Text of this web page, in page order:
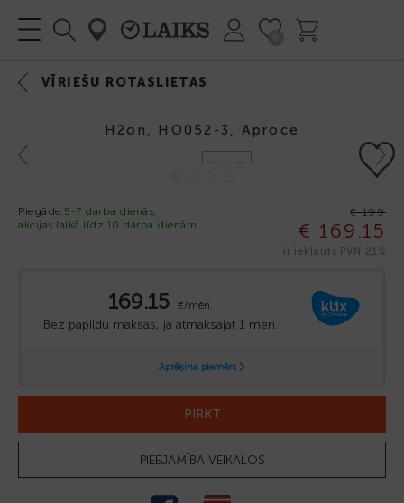
VĪRIEŠU ROTASLIETAS
H2on, HO052-3, Aproce
Previous
DIMANTS
Next
Piegāde:5-7 darba dienās,
akcijas laikā līdz 10 darba dienām
€ 199
€ 169.15
ir iekļauts PVN 21%
PIRKT
PIEEJAMĪBA VEIKALOS